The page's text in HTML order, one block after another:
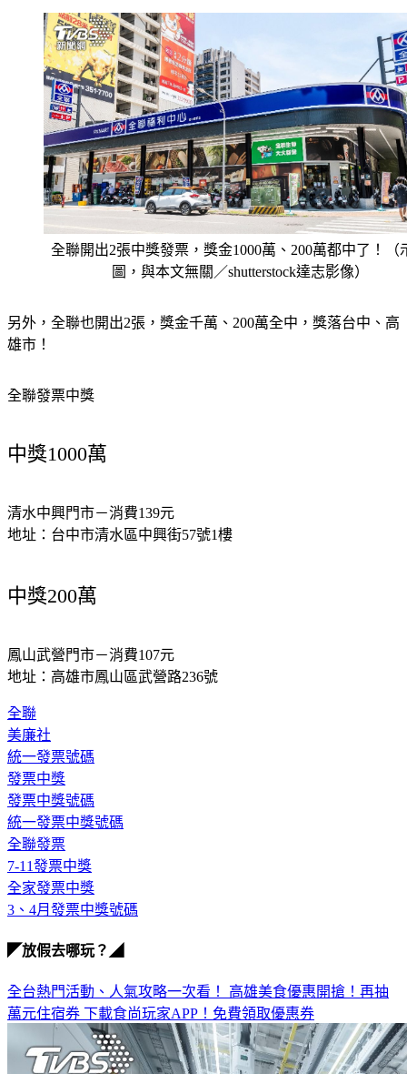
全聯開出2張中獎發票，獎金1000萬、200萬都中了！（
圖，與本文無關／shutterstock達志影像）
另外，全聯也開出2張，獎金千萬、200萬全中，獎落台中、高
雄市！
全聯發票中獎
中獎1000萬
清水中興門市－消費139元
地址：台中市清水區中興街57號1樓
中獎200萬
鳳山武營門市－消費107元
地址：高雄市鳳山區武營路236號
全聯
美廉社
統一發票號碼
發票中獎
發票中獎號碼
統一發票中獎號碼
全聯發票
7-11發票中獎
全家發票中獎
3、4月發票中獎號碼
◤放假去哪玩？◢
全台熱門活動、人氣攻略一次看！ 高雄美食優惠開搶！再抽
萬元住宿券 下載食尚玩家APP！免費領取優惠券